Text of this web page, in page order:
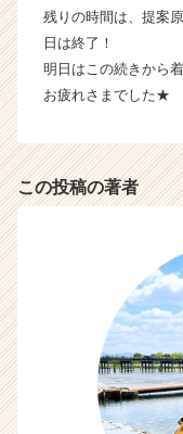
残りの時間は、提案
日は終了！
明日はこの続きから
お疲れさまでした★
この投稿の著者